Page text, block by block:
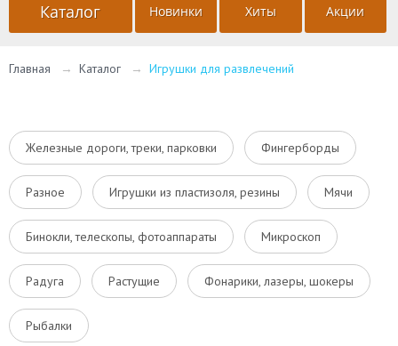
Каталог Новинки Хиты Акции
Главная → Каталог → Игрушки для развлечений
Железные дороги, треки, парковки Фингерборды
Разное Игрушки из пластизоля, резины Мячи
Бинокли, телескопы, фотоаппараты Микроскоп
Радуга Растущие Фонарики, лазеры, шокеры
Рыбалки